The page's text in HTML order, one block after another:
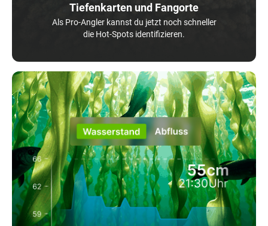
Tiefenkarten und Fangorte
Als Pro-Angler kannst du jetzt noch schneller
die Hot-Spots identifizieren.